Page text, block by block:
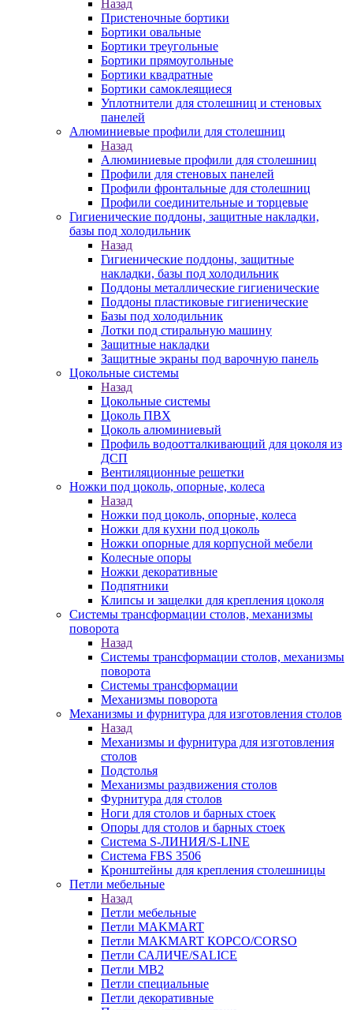
Назад
Пристеночные бортики
Бортики овальные
Бортики треугольные
Бортики прямоугольные
Бортики квадратные
Бортики самоклеящиеся
Уплотнители для столешниц и стеновых
панелей
Алюминиевые профили для столешниц
Назад
Алюминиевые профили для столешниц
Профили для стеновых панелей
Профили фронтальные для столешниц
Профили соединительные и торцевые
Гигиенические поддоны, защитные накладки,
базы под холодильник
Назад
Гигиенические поддоны, защитные
накладки, базы под холодильник
Поддоны металлические гигиенические
Поддоны пластиковые гигиенические
Базы под холодильник
Лотки под стиральную машину
Защитные накладки
Защитные экраны под варочную панель
Цокольные системы
Назад
Цокольные системы
Цоколь ПВХ
Цоколь алюминиевый
Профиль водоотталкивающий для цоколя из
ДСП
Вентиляционные решетки
Ножки под цоколь, опорные, колеса
Назад
Ножки под цоколь, опорные, колеса
Ножки для кухни под цоколь
Ножки опорные для корпусной мебели
Колесные опоры
Ножки декоративные
Подпятники
Клипсы и защелки для крепления цоколя
Системы трансформации столов, механизмы
поворота
Назад
Системы трансформации столов, механизмы
поворота
Системы трансформации
Механизмы поворота
Механизмы и фурнитура для изготовления столов
Назад
Механизмы и фурнитура для изготовления
столов
Подстолья
Механизмы раздвижения столов
Фурнитура для столов
Ноги для столов и барных стоек
Опоры для столов и барных стоек
Система S-ЛИНИЯ/S-LINE
Система FBS 3506
Кронштейны для крепления столешницы
Петли мебельные
Назад
Петли мебельные
Петли MAKMART
Петли MAKMART КОРСО/CORSO
Петли САЛИЧЕ/SALICE
Петли MB2
Петли специальные
Петли декоративные